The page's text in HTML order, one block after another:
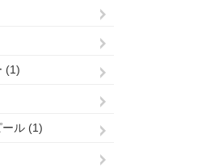
(1)
ル (1)